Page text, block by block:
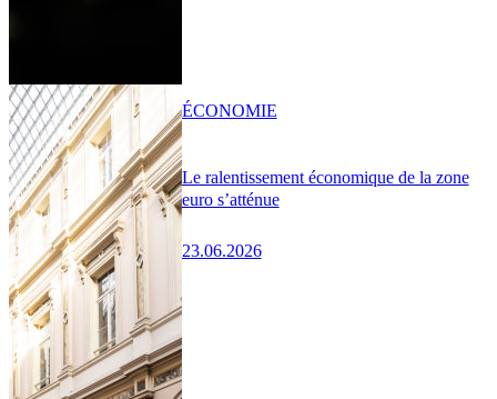
Le ralentissement économique de la zone
euro s’atténue
23.06.2026
ÉCONOMIE